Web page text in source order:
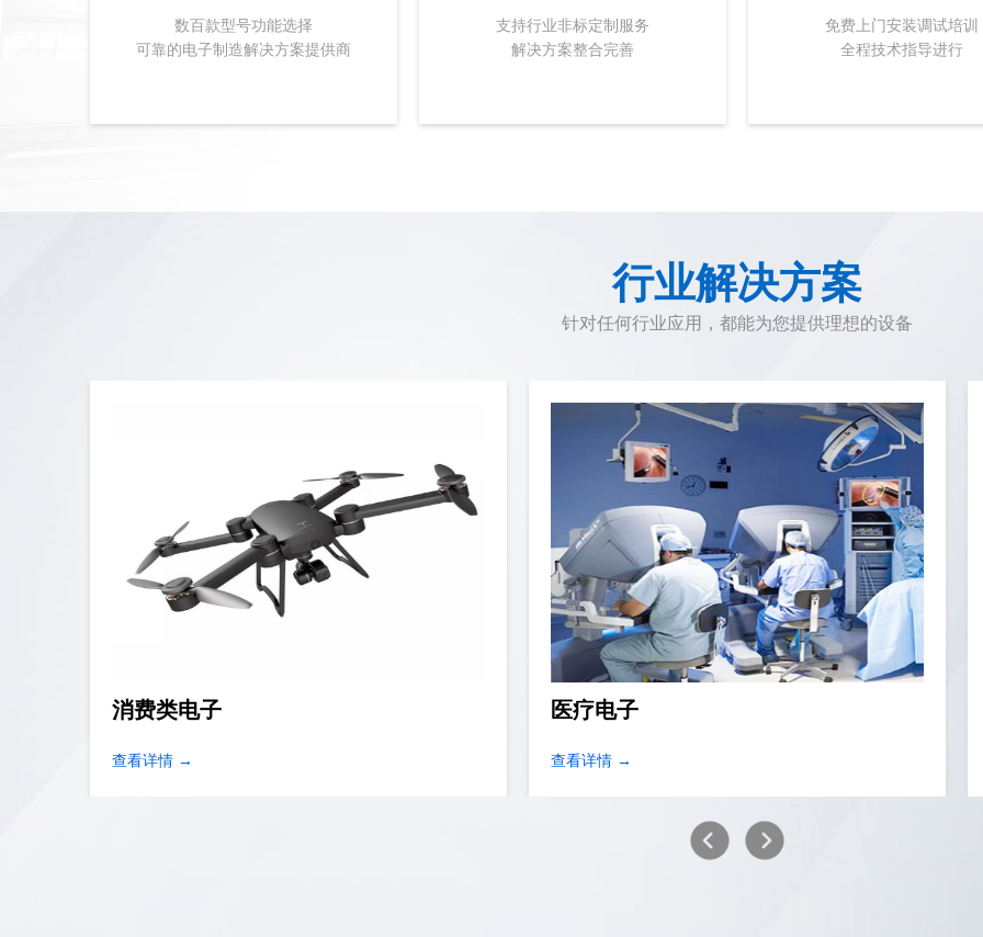
数百款型号功能选择
可靠的电子制造解决方案提供商
支持行业非标定制服务
解决方案整合完善
免费上门安装调试培训
全程技术指导进行
行业解决方案
针对任何行业应用，都能为您提供理想的设备
消费类电子
查看详情 →
医疗电子
查看详情 →